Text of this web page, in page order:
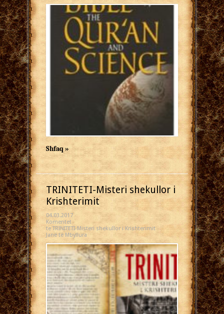
Shfaq »
TRINITETI-Misteri shekullor i
Krishterimit
04.03.2017
Komentet
te TRINITETI-Misteri shekullor i Krishterimit
Janë të Mbyllura